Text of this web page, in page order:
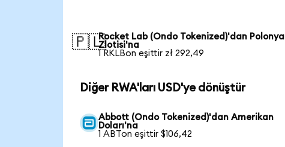
🇵🇱Rocket Lab (Ondo Tokenized)'dan Polonya
Zlotisi'na
1 RKLBon eşittir zł 292,49
Diğer RWA'ları USD'ye dönüştür
Abbott (Ondo Tokenized)'dan Amerikan
Doları'na
1 ABTon eşittir $106,42